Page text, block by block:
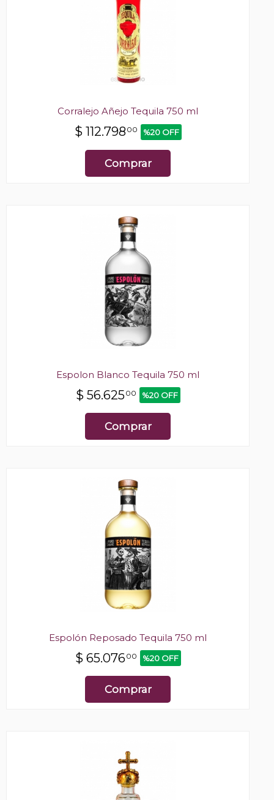
Corralejo Añejo Tequila 750 ml
$ 112.798 00 %20 OFF
Comprar
Espolon Blanco Tequila 750 ml
$ 56.62500 %20 OFF
Comprar
Espolón Reposado Tequila 750 ml
$ 65.07600 %20 OFF
Comprar